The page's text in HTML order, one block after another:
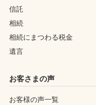
信託
相続
相続にまつわる税金
遺言
お客さまの声
お客様の声一覧